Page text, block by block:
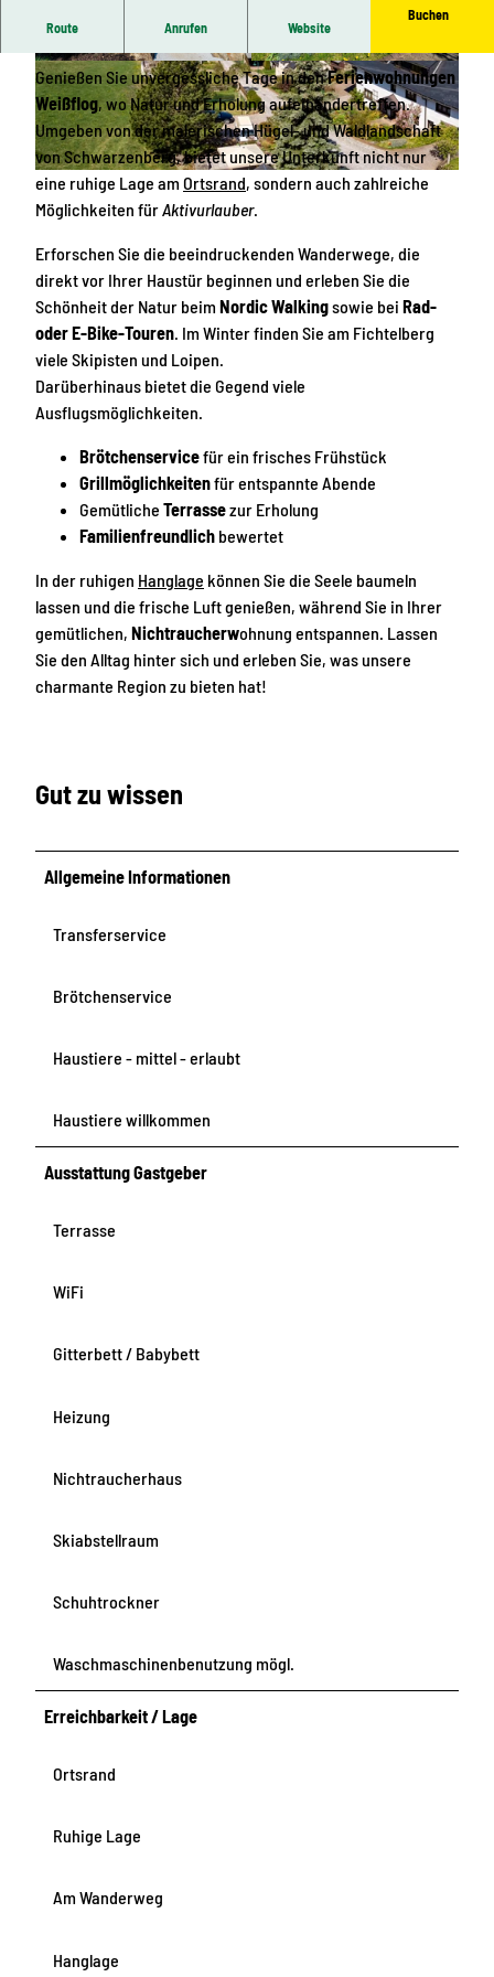
© Ferienwohnungen Weißflog, Andreas Weißflog |
© Ferienwohnungen Weißflog, Andreas Weißfl
og |CC-BY
© Ferienwohnungen Weißflog, Andreas Weißfl
og |CC-BY
Route Anrufen Website
Buchen
Entdecken Sie die Ruhe bei Ferienwohnungen Weißflog
Genießen Sie unvergessliche Tage in denFerienwohnungen
Weißflog, wo Natur und Erholung aufeinandertreffen.
Umgeben von der malerischen Hügel- und Waldlandschaft
von Schwarzenberg, bietet unsere Unterkunft nicht nur
eine ruhige Lage am Ortsrand, sondern auch zahlreiche
Möglichkeiten fürAktivurlauber.
Erforschen Sie die beeindruckenden Wanderwege, die
direkt vor Ihrer Haustür beginnen und erleben Sie die
Schönheit der Natur beim Nordic Walkingsowie bei Rad-
oder E-Bike-Touren. Im Winter finden Sie am Fichtelberg
viele Skipisten und Loipen.
Darüberhinaus bietet die Gegend viele
Ausflugsmöglichkeiten.
Brötchenservicefür ein frisches Frühstück
Grillmöglichkeitenfür entspannte Abende
Gemütliche Terrassezur Erholung
Familienfreundlich bewertet
In der ruhigen Hanglage können Sie die Seele baumeln
lassen und die frische Luft genießen, während Sie in Ihrer
gemütlichen, Nichtraucherwohnung entspannen. Lassen
Sie den Alltag hinter sich und erleben Sie, was unsere
charmante Region zu bieten hat!
Gut zu wissen
Allgemeine Informationen
Transferservice
Brötchenservice
Haustiere - mittel - erlaubt
Haustiere willkommen
Ausstattung Gastgeber
Terrasse
WiFi
Gitterbett / Babybett
Heizung
Nichtraucherhaus
Skiabstellraum
Schuhtrockner
Waschmaschinenbenutzung mögl.
Erreichbarkeit / Lage
Ortsrand
Ruhige Lage
Am Wanderweg
Hanglage